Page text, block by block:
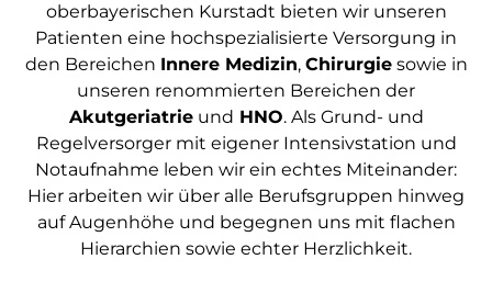
oberbayerischen Kurstadt bieten wir unseren
Patienten eine hochspezialisierte Versorgung in
den Bereichen Innere Medizin, Chirurgiesowie in
unseren renommierten Bereichen der
Akutgeriatrieund HNO. Als Grund- und
Regelversorger mit eigener Intensivstation und
Notaufnahme leben wir ein echtes Miteinander:
Hier arbeiten wir über alle Berufsgruppen hinweg
auf Augenhöhe und begegnen uns mit flachen
Hierarchien sowie echter Herzlichkeit.